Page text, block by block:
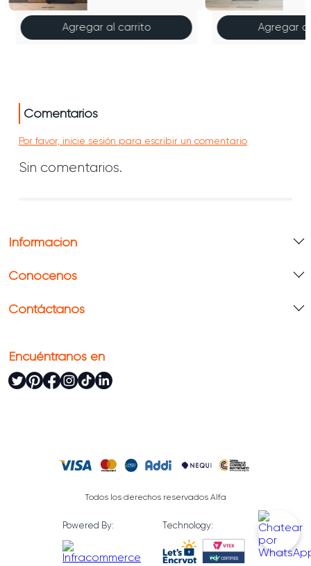
Agregar al carrito Agregar
Comentarios
Por favor, inicie sesión para escribir un comentario
Sin comentarios.
Información
Conócenos
Contáctanos
Encuéntranos en
Todos los derechos reservados Alfa
Powered By: Technology: